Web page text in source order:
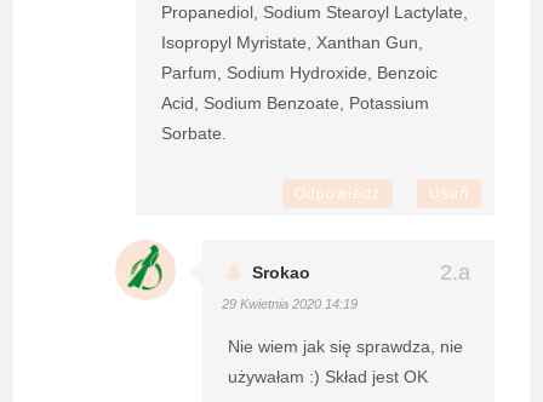
Propanediol, Sodium Stearoyl Lactylate,
Isopropyl Myristate, Xanthan Gun,
Parfum, Sodium Hydroxide, Benzoic
Acid, Sodium Benzoate, Potassium
Sorbate.
Odpowiedz Usuń
Srokao
29 Kwietnia 2020 14:19
Nie wiem jak się sprawdza, nie
używałam :) Skład jest OK